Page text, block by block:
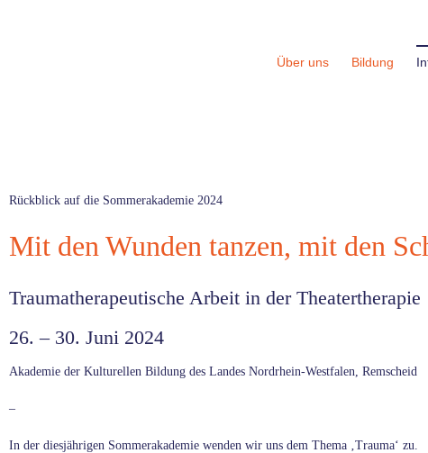
Über uns Bildung
Rückblick auf die Sommerakademie 2024
Mit den Wunden tanzen, mit den
Traumatherapeutische Arbeit in der Theatertherapie
26. – 30. Juni 2024
Akademie der Kulturellen Bildung des Landes Nordrhein-Westfalen, Remscheid
–
In der diesjährigen Sommerakademie wenden wir uns dem Thema ‚Trauma‘ zu.